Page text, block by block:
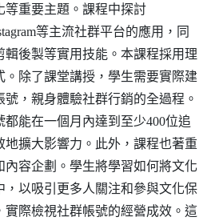
等重要主題。課程中探討
等主流社群平台的應用，同
後製等實用技能。 本課程採用理
。除了課堂講授，學生需要實際建
，親身體驗社群行銷的全過程。
都能在一個月內達到至少400位追
地擴大影響力。此外，課程也著重
內容企劃。學生將學習如何將文化
，以吸引更多人關注和參與文化保
實際檢視社群帳號的經營成效。這